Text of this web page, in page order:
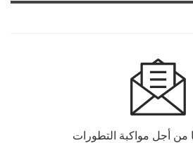
من أجل مواكبة التطورات